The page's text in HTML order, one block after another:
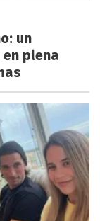
un
plena